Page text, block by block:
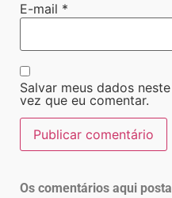
E-mail *
Salvar meus dados
vez que eu comentar.
Os comentários aqui